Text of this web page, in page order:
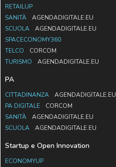
RETAILUP
SANITÀ
AGENDADIGITALE.EU
SCUOLA
AGENDADIGITALE.EU
SPACECONOMY360
TELCO
CORCOM
TURISMO
AGENDADIGITALE.EU
PA
CITTADINANZA
AGENDADIGITALE.EU
PA DIGITALE
CORCOM
SANITÀ
AGENDADIGITALE.EU
SCUOLA
AGENDADIGITALE.EU
Startup e Open Innovation
ECONOMYUP